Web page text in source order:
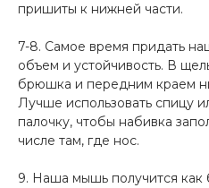
пришиты к нижней части.
7-8. Самое время придать
объем и устойчивость. В
брюшка и передним краем
Лучше использовать спицу
палочку, чтобы набивка
числе там, где нос.
9. Наша мышь получится как